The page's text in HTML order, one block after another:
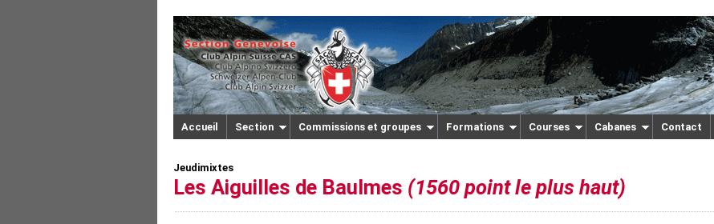
Accueil Section Commissions et groupes Formations Courses Cabanes Contact
Jeudimixtes
Les Aiguilles de Baulmes (1560 point le plus haut)